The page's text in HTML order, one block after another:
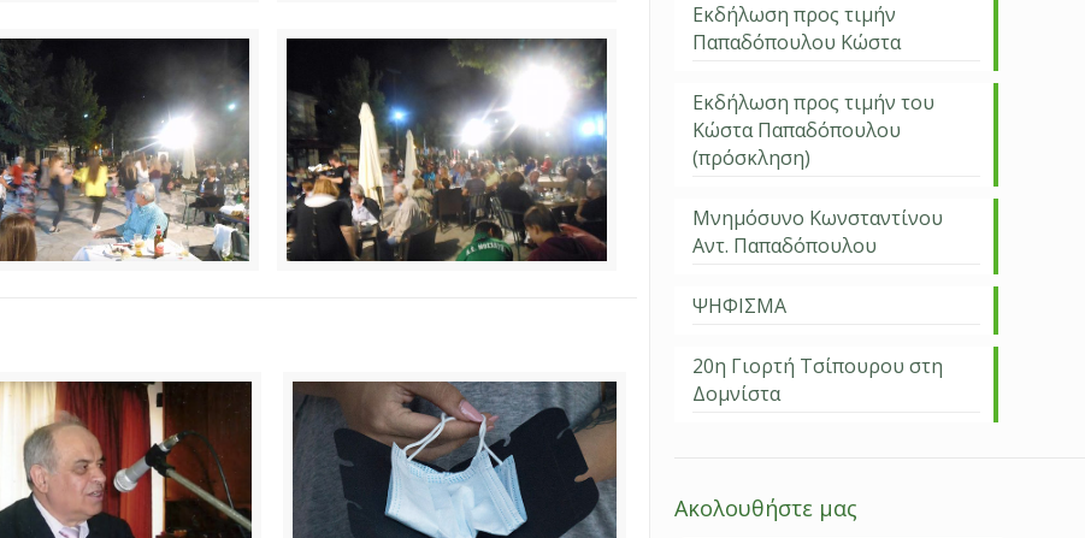
Εκδήλωση προς τιμήν
Παπαδόπουλου Κώστα
Εκδήλωση προς τιμήν του
Κώστα Παπαδόπουλου
(πρόσκληση)
Μνημόσυνο Κωνσταντίνου
Αντ. Παπαδόπουλου
ΨΗΦΙΣΜΑ
20η Γιορτή Τσίπουρου στη
Δομνίστα
Ακολουθήστε μας